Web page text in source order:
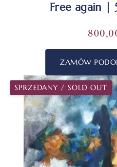
Free again |
ZAMÓW